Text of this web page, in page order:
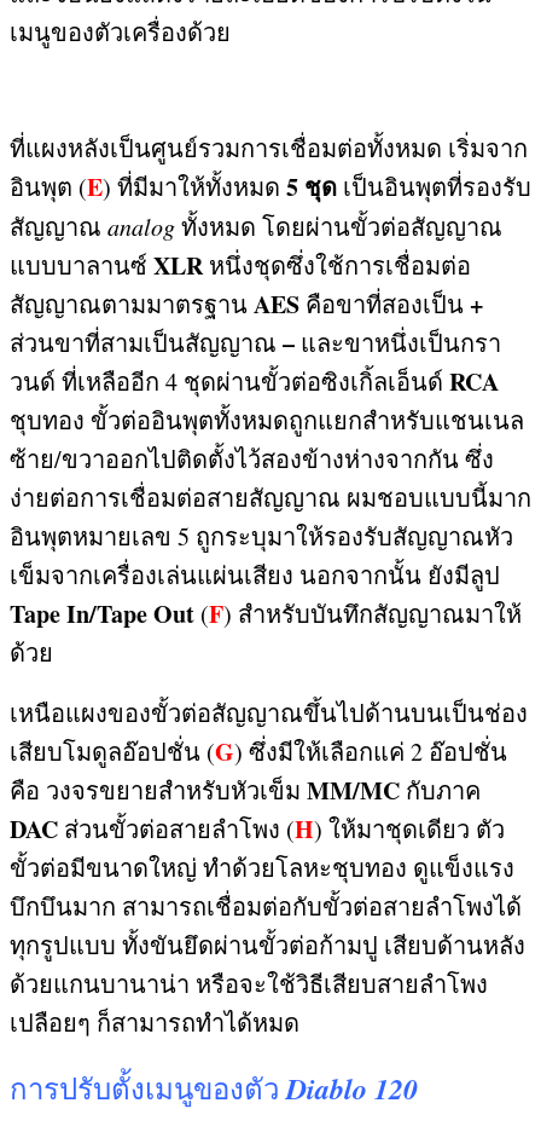
เมนูของตัวเครื่องด้วย
ที่แผงหลังเป็นศูนย์รวมการเชื่อมต่อทั้งหมด เริ่มจาก
อินพุต (E) ที่มีมาให้ทั้งหมด 5 ชุด เป็นอินพุตที่รองรับ
สัญญาณ analogทั้งหมด โดยผ่านขั้วต่อสัญญาณ
แบบบาลานซ์ XLR หนึ่งชุดซึ่งใช้การเชื่อมต่อ
สัญญาณตามมาตรฐานAES คือขาที่สองเป็น+
ส่วนขาที่สามเป็นสัญญาณ – และขาหนึ่งเป็นกรา
วนด์ ที่เหลืออีก 4 ชุดผ่านขั้วต่อซิงเกิ้ลเอ็นด์ RCA
ชุบทอง ขั้วต่ออินพุตทั้งหมดถูกแยกสำหรับแชนเนล
ซ้าย/ขวาออกไปติดตั้งไว้สองข้างห่างจากกัน ซึ่ง
ง่ายต่อการเชื่อมต่อสายสัญญาณ ผมชอบแบบนี้มาก
อินพุตหมายเลข 5 ถูกระบุมาให้รองรับสัญญาณหัว
เข็มจากเครื่องเล่นแผ่นเสียง นอกจากนั้น ยังมีลูป
Tape In/Tape Out (F) สำหรับบันทึกสัญญาณมาให้
ด้วย
เหนือแผงของขั้วต่อสัญญาณขึ้นไปด้านบนเป็นช่อง
เสียบโมดูลอ๊อปชั่น (G) ซึ่งมีให้เลือกแค่ 2 อ๊อปชั่น
คือ วงจรขยายสำหรับหัวเข็ม MM/MC กับภาค
DAC ส่วนขั้วต่อสายลำโพง (H) ให้มาชุดเดียว ตัว
ขั้วต่อมีขนาดใหญ่ ทำด้วยโลหะชุบทอง ดูแข็งแรง
บึกบึนมาก สามารถเชื่อมต่อกับขั้วต่อสายลำโพงได้
ทุกรูปแบบ ทั้งขันยึดผ่านขั้วต่อก้ามปู เสียบด้านหลัง
ด้วยแกนบานาน่า หรือจะใช้วิธีเสียบสายลำโพง
เปลือยๆ ก็สามารถทำได้หมด
การปรับตั้งเมนูของตัวDiablo 120